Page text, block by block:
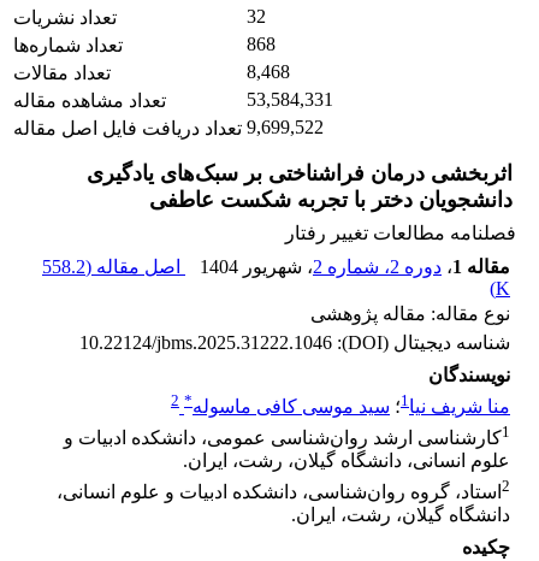
تعداد نشریات
32
تعداد شماره‌ها
868
تعداد مقالات
8,468
تعداد مشاهده مقاله
53,584,331
تعداد دریافت فایل اصل مقاله 9,699,522
اثربخشی درمان فراشناختی بر سبک‌های یادگیری
دانشجویان دختر با تجربه شکست عاطفی
فصلنامه مطالعات تغییر رفتار
مقاله 1
، دوره 2، شماره 2 ، شهریور 1404 اصل مقاله (558.2
K
)
نوع مقاله: مقاله پژوهشی
شناسه دیجیتال (DOI):
10.22124/jbms.2025.31222.1046
نویسندگان
منا شریف نیا1؛ سید موسی کافی ماسوله*
2
1کارشناسی ارشد روان‌شناسی عمومی، دانشکده ادبیات و
علوم انسانی، دانشگاه گیلان، رشت، ایران.
2 استاد، گروه روان‌شناسی، دانشکده ادبیات و علوم انسانی،
دانشگاه گیلان، رشت، ایران.
چکیده